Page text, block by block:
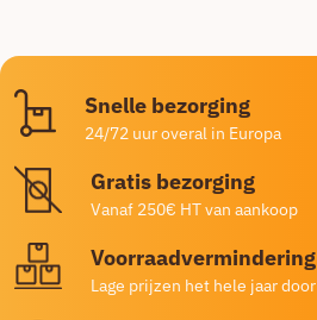
Snelle bezorging
24/72 uur overal in Europa
Gratis bezorging
Vanaf 250€ HT van aankoop
Voorraadvermindering
Lage prijzen het hele jaar door